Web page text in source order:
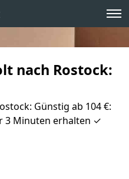
nach Rostock:
Günstig ab 104 €:
3 Minuten erhalten ✓